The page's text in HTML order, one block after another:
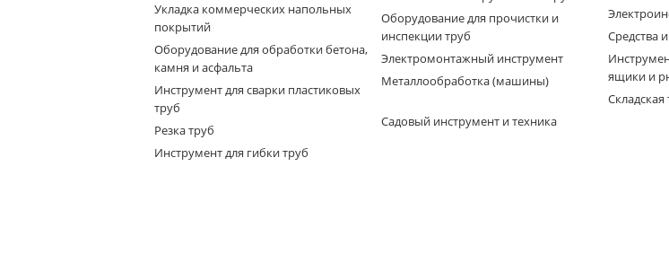
Укладка коммерческих напольных
покрытий
Оборудование для обработки бетона,
камня и асфальта
Инструмент для сварки пластиковых
труб
Резка труб
Инструмент для гибки труб
Оборудование для прочистки и
инспекции труб
Электромонтажный инструмент
Металлообработка (машины)
Средства
ящики и
Складская
Садовый инструмент и техника